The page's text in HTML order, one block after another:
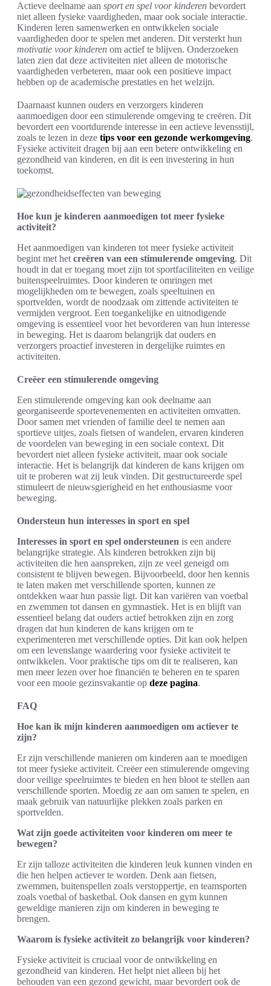
Actieve deelname aan sport en spel voor kinderen bevordert
niet alleen fysieke vaardigheden, maar ook sociale interactie.
Kinderen leren samenwerken en ontwikkelen sociale
vaardigheden door te spelen met anderen. Dit versterkt hun
motivatie voor kinderen om actief te blijven. Onderzoeken
laten zien dat deze activiteiten niet alleen de motorische
vaardigheden verbeteren, maar ook een positieve impact
hebben op de academische prestaties en het welzijn.
Daarnaast kunnen ouders en verzorgers kinderen
aanmoedigen door een stimulerende omgeving te creëren. Dit
bevordert een voortdurende interesse in een actieve levensstijl,
zoals te lezen in deze tips voor een gezonde werkomgeving.
Fysieke activiteit dragen bij aan een betere ontwikkeling en
gezondheid van kinderen, en dit is een investering in hun
toekomst.
Hoe kun je kinderen aanmoedigen tot meer fysieke
activiteit?
Het aanmoedigen van kinderen tot meer fysieke activiteit
begint met het creëren van een stimulerende omgeving. Dit
houdt in dat er toegang moet zijn tot sportfaciliteiten en veilige
buitenspeelruimtes. Door kinderen te omringen met
mogelijkheden om te bewegen, zoals speeltuinen en
sportvelden, wordt de noodzaak om zittende activiteiten te
vermijden vergroot. Een toegankelijke en uitnodigende
omgeving is essentieel voor het bevorderen van hun interesse
in beweging. Het is daarom belangrijk dat ouders en
verzorgers proactief investeren in dergelijke ruimtes en
activiteiten.
Creëer een stimulerende omgeving
Een stimulerende omgeving kan ook deelname aan
georganiseerde sportevenementen en activiteiten omvatten.
Door samen met vrienden of familie deel te nemen aan
sportieve uitjes, zoals fietsen of wandelen, ervaren kinderen
de voordelen van beweging in een sociale context. Dit
bevordert niet alleen fysieke activiteit, maar ook sociale
interactie. Het is belangrijk dat kinderen de kans krijgen om
uit te proberen wat zij leuk vinden. Dit gestructureerde spel
stimuleert de nieuwsgierigheid en het enthousiasme voor
beweging.
Ondersteun hun interesses in sport en spel
Interesses in sport en spel ondersteunen is een andere
belangrijke strategie. Als kinderen betrokken zijn bij
activiteiten die hen aanspreken, zijn ze veel geneigd om
consistent te blijven bewegen. Bijvoorbeeld, door hen kennis
te laten maken met verschillende sporten, kunnen ze
ontdekken waar hun passie ligt. Dit kan variëren van voetbal
en zwemmen tot dansen en gymnastiek. Het is en blijft van
essentieel belang dat ouders actief betrokken zijn en zorg
dragen dat hun kinderen de kans krijgen om te
experimenteren met verschillende opties. Dit kan ook helpen
om een levenslange waardering voor fysieke activiteit te
ontwikkelen. Voor praktische tips om dit te realiseren, kan
men meer lezen over hoe financiën te beheren en te sparen
voor een mooie gezinsvakantie op deze pagina.
FAQ
Hoe kan ik mijn kinderen aanmoedigen om actiever te
zijn?
Er zijn verschillende manieren om kinderen aan te moedigen
tot meer fysieke activiteit. Creëer een stimulerende omgeving
door veilige speelruimtes te bieden en hen bloot te stellen aan
verschillende sporten. Moedig ze aan om samen te spelen, en
maak gebruik van natuurlijke plekken zoals parken en
sportvelden.
Wat zijn goede activiteiten voor kinderen om meer te
bewegen?
Er zijn talloze activiteiten die kinderen leuk kunnen vinden en
die hen helpen actiever te worden. Denk aan fietsen,
zwemmen, buitenspellen zoals verstoppertje, en teamsporten
zoals voetbal of basketbal. Ook dansen en gym kunnen
geweldige manieren zijn om kinderen in beweging te
brengen.
Waarom is fysieke activiteit zo belangrijk voor kinderen?
Fysieke activiteit is cruciaal voor de ontwikkeling en
gezondheid van kinderen. Het helpt niet alleen bij het
behouden van een gezond gewicht, maar bevordert ook de